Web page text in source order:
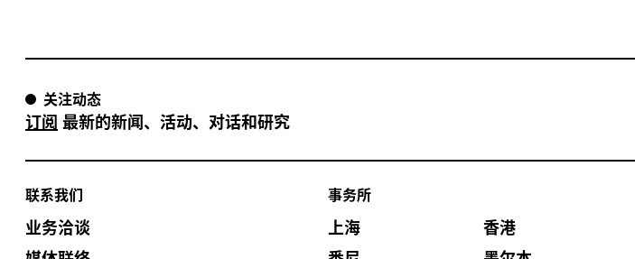
关注动态
订阅 最新的新闻、活动、对话和研究
联系我们
业务洽谈
事务所
上海 香港